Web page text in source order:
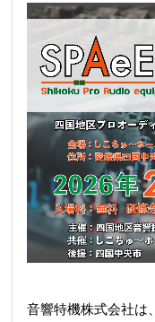
音響特機株式会社は、